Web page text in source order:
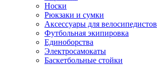
Носки
Рюкзаки и сумки
Аксессуары для велосипедистов
Футбольная экипировка
Единоборства
Электросамокаты
Баскетбольные стойки